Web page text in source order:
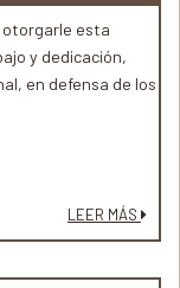
otorgarle esta
y dedicación,
en defensa de los
LEER MÁS